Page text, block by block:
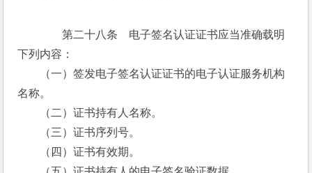
第二十八条　电子签名认证证书应当准确载明
下列内容：
（一）签发电子签名认证证书的电子认证服务机构
名称。
（二）证书持有人名称。
（三）证书序列号。
（四）证书有效期。